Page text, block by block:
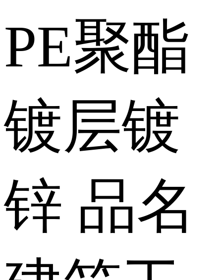
PE聚酯
镀层镀
锌 品名